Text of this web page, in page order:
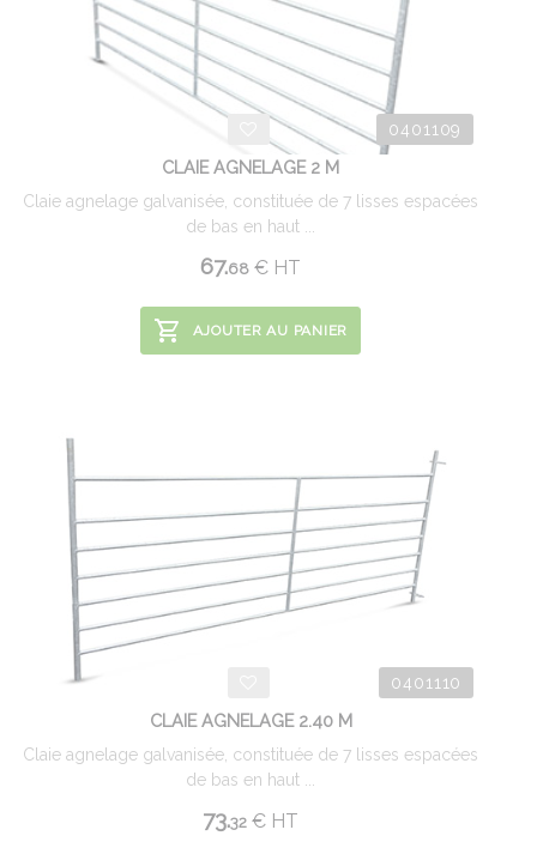
0401109
CLAIE AGNELAGE 2 M
Claie agnelage galvanisée, constituée de 7 lisses espacées
de bas en haut ...
67.68 € HT
AJOUTER AU PANIER
0401110
CLAIE AGNELAGE 2.40 M
Claie agnelage galvanisée, constituée de 7 lisses espacées
de bas en haut ...
73.32 € HT